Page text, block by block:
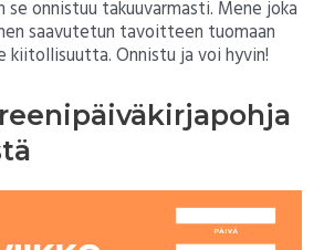
onnistuu takuuvarmasti. Mene joka
saavutetun tavoitteen tuomaan
kiitollisuutta. Onnistu ja voi hyvin!